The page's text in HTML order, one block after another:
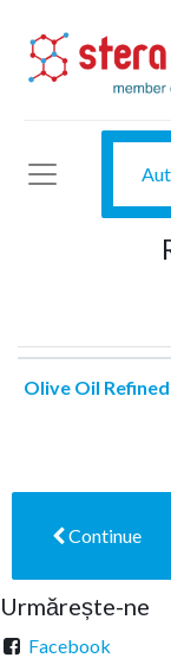
Olive Oil Refined
Continue
Urmărește-ne
Facebook